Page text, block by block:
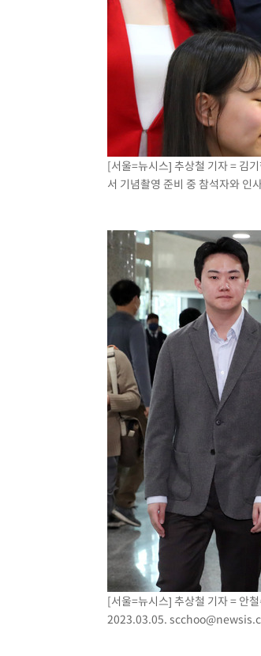
[서울=뉴시스] 추상철 기자 = 김
서 기념촬영 준비 중 참석자와
[서울=뉴시스] 추상철 기자 = 안
2023.03.05.